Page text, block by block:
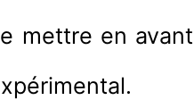
mettre en